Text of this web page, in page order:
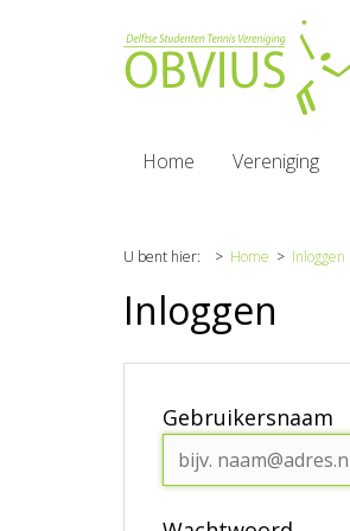
Home Vereniging
U bent hier: Home Inloggen
Inloggen
Gebruikersnaam